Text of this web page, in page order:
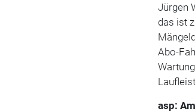
Jürgen
das ist
Abo-
asp: